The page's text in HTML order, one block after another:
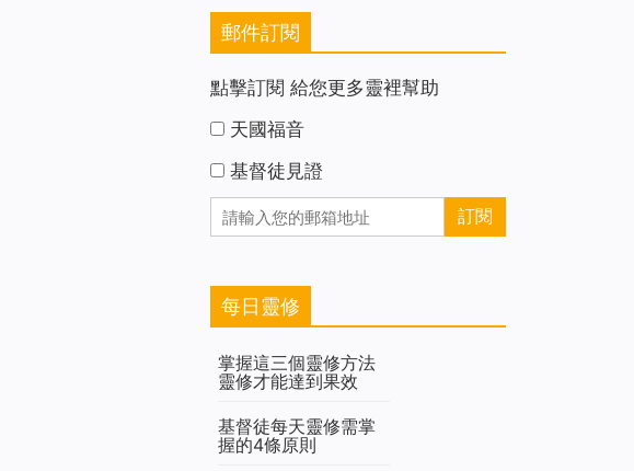
郵件訂閱
點擊訂閱 給您更多靈裡幫助
天國福音
基督徒見證
每日靈修
掌握這三個靈修方法
靈修才能達到果效
基督徒每天靈修需掌
握的4條原則